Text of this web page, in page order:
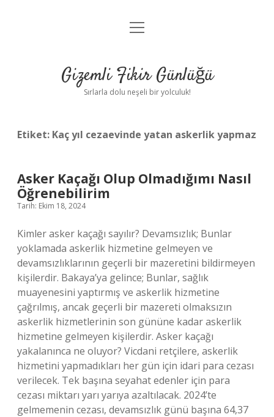
Anasayfa
Yasal Uyarı
menüyü
Gizemli Fikir Günlüğü
Sırlarla dolu neşeli bir yolculuk!
Etiket: Kaç yıl cezaevinde yatan askerlik yapmaz
Asker Kaçağı Olup Olmadığımı Nasıl
Öğrenebilirim
Tarih: Ekim 18, 2024
Kimler asker kaçağı sayılır? Devamsızlık; Bunlar
yoklamada askerlik hizmetine gelmeyen ve
devamsızlıklarının geçerli bir mazeretini bildirmeyen
kişilerdir. Bakaya’ya gelince; Bunlar, sağlık
muayenesini yaptırmış ve askerlik hizmetine
çağrılmış, ancak geçerli bir mazereti olmaksızın
askerlik hizmetlerinin son gününe kadar askerlik
hizmetine gelmeyen kişilerdir. Asker kaçağı
yakalanınca ne oluyor? Vicdani retçilere, askerlik
hizmetini yapmadıkları her gün için idari para cezası
verilecek. Tek başına seyahat edenler için para
cezası miktarı yarı yarıya azaltılacak. 2024’te
gelmemenin cezası, devamsızlık günü başına 64,37